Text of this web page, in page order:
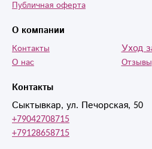
Контакты
Сыктывкар, ул. Печорская, 50
+79042708715
+79128658715
Публичная оферта
О компании
Контакты
О нас
Уход
Отзывы